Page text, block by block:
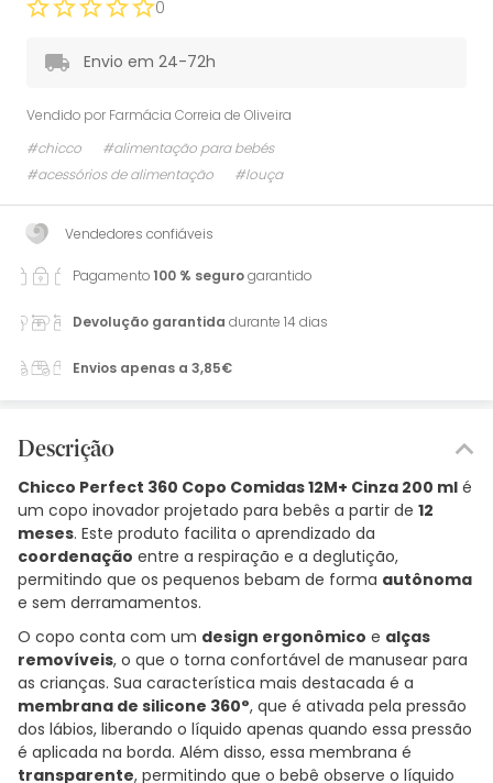
0
Envio em 24-72h
Vendido por Farmácia Correia de Oliveira
#chicco
#alimentação para bebés
#acessórios de alimentação
#louça
Vendedores confiáveis
Pagamento100 % segurogarantido
Devolução garantida durante 14 dias
Envios apenas a 3,85€
Descrição
Chicco Perfect 360 Copo Comidas 12M+ Cinza 200 ml é
um copo inovador projetado para bebês a partir de 12
meses. Este produto facilita o aprendizado da
coordenação entre a respiração e a deglutição,
permitindo que os pequenos bebam de forma autônoma
e sem derramamentos.
O copo conta com um design ergonômico e alças
removíveis, o que o torna confortável de manusear para
as crianças. Sua característica mais destacada é a
membrana de silicone 360°, que é ativada pela pressão
dos lábios, liberando o líquido apenas quando essa pressão
é aplicada na borda. Além disso, essa membrana é
transparente, permitindo que o bebê observe o líquido